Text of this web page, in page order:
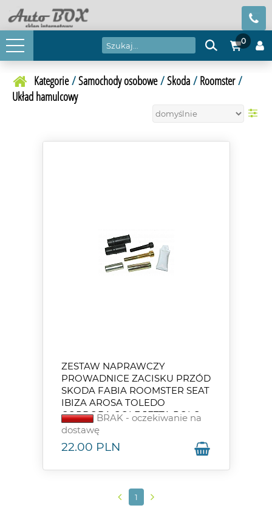
0
Kategorie/Samochody osobowe/Skoda/ Roomster/
Układ hamulcowy
ZESTAW NAPRAWCZY
PROWADNICE ZACISKU PRZÓD
SKODA FABIA ROOMSTER SEAT
IBIZA AROSA TOLEDO
CORDOBA GOLF JETTA POLO
VENTO
BRAK - oczekiwanie na
dostawę
22.00 PLN
1